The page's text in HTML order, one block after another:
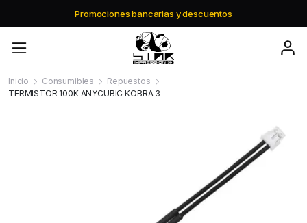
Envio gratis a partir de $195.000
Inicio Consumibles
Repuestos
TERMISTOR 100K ANYCUBIC KOBRA 3